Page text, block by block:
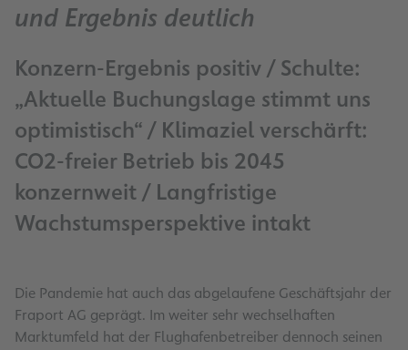
und Ergebnis deutlich
Konzern-Ergebnis positiv / Schulte:
„Aktuelle Buchungslage stimmt uns
optimistisch“ / Klimaziel verschärft:
CO2-freier Betrieb bis 2045
konzernweit / Langfristige
Wachstumsperspektive intakt
Die Pandemie hat auch das abgelaufene Geschäftsjahr der
Fraport AG geprägt. Im weiter sehr wechselhaften
Marktumfeld hat der Flughafenbetreiber dennoch seinen